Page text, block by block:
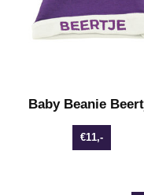
Baby Beanie
€11,-